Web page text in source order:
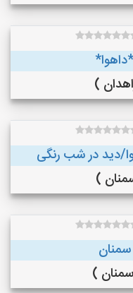
دید در شب رنگی
سمنان